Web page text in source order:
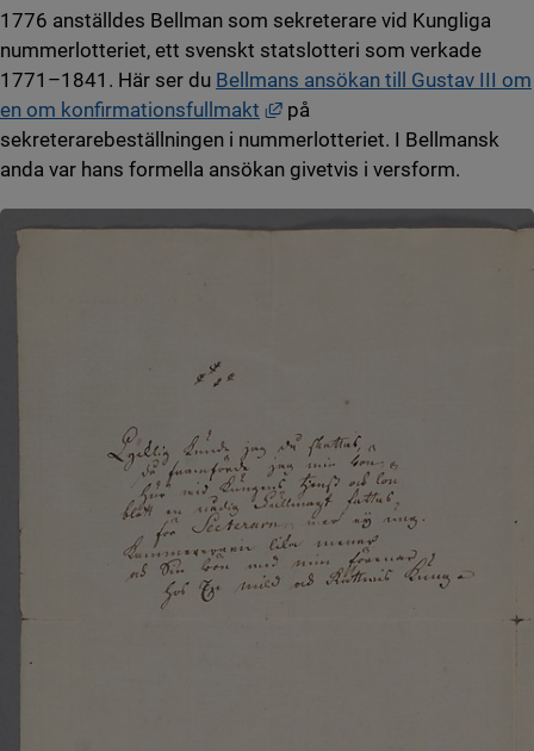
1776 anställdes Bellman som sekreterare vid Kungliga
nummerlotteriet, ett svenskt statslotteri som verkade
1771–1841. Här ser du Bellmans ansökan till Gustav III om
en om konfirmationsfullmakt
Länk till annan webbplats,
på
sekreterarebeställningen i nummerlotteriet. I Bellmansk
anda var hans formella ansökan givetvis i versform.